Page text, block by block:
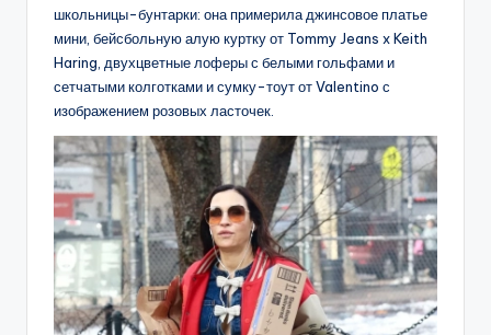
школьницы-бунтарки: она примерила джинсовое платье
мини, бейсбольную алую куртку от Tommy Jeans x Keith
Haring, двухцветные лоферы с белыми гольфами и
сетчатыми колготками и сумку-тоут от Valentino с
изображением розовых ласточек.